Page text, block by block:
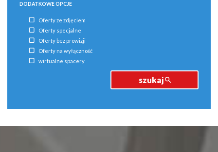
DODATKOWE OPCJE
Oferty ze zdjęciem
Oferty specjalne
Oferty bez prowizji
Oferty na wyłączność
wirtualne spacery
szukaj